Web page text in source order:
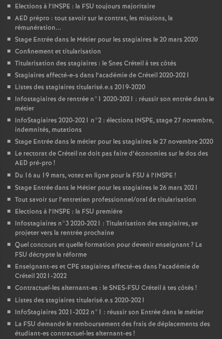
Elections à l’INSPE : la FSU toujours majoritaire
AED prépro : tout savoir sur le contrat, les missions, la
rémunération...
Stage Entrée dans le Métier pour les stagiaires le 20 mars 2020
Confinement et titularisation
Titularisation des stagiaires : le Snes Créteil à tes côtés
Stagiaires affecté-e-s dans l’académie de Créteil 2020-2021
Listes des stagiaires titularisé.e.s 2019-2020
Infostagiaires de rentrée n°1 2020-2021 : réussir son entrée dans le
métier
InfoStagiaires 2020-2021 n°2 : élections INSPE, stage 27 novembre,
indemnités, mutations
Stage Entrée dans le métier pour les stagiaires le 27 novembre 2020
Le rectorat de Créteil ne doit pas faire d’économies sur le dos des
AED pré-pro !
Du 16 au 19 mars, votez en ligne pour la FSU à l’INSPE !
Stage Entrée dans le Métier pour les stagiaires le 26 mars 2021
Tout savoir sur l’entretien professionnel/oral de titularisation
Elections à l’INSPE : la FSU première
Infostagiaires n°3 2020-2021 : Titularisation des stagiaires, se
projeter vers la rentrée prochaine
Quel concours et quelle formation pour devenir enseignant? La
FSU décrypte la réforme
Enseignant-es etCPE stagiaires affecté-es dans l’académie de
Créteil 2021-2022
Contractuel-les alternant-es : leSNES-FSU Créteil à tes côtés !
Listes des stagiaires titularisé.e.s 2020-2021
InfoStagiaires 2021-2022 n°1 : réussir son Entrée dans le métier
La FSU demande le remboursement des frais de déplacements des
étudiant-es contractuel-les alternant-es !